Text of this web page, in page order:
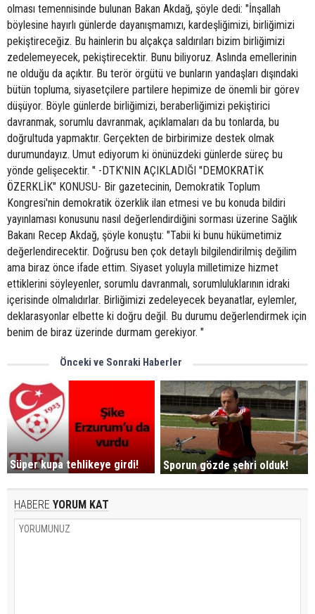
olması temennisinde bulunan Bakan Akdağ, şöyle dedi: "İnşallah
böylesine hayırlı günlerde dayanışmamızı, kardeşliğimizi, birliğimizi
pekiştireceğiz. Bu hainlerin bu alçakça saldırıları bizim birliğimizi
zedelemeyecek, pekiştirecektir. Bunu biliyoruz. Aslında emellerinin
ne olduğu da açıktır. Bu terör örgütü ve bunların yandaşları dışındaki
bütün topluma, siyasetçilere partilere hepimize de önemli bir görev
düşüyor. Böyle günlerde birliğimizi, beraberliğimizi pekiştirici
davranmak, sorumlu davranmak, açıklamaları da bu tonlarda, bu
doğrultuda yapmaktır. Gerçekten de birbirimize destek olmak
durumundayız. Umut ediyorum ki önünüzdeki günlerde süreç bu
yönde gelişecektir. " -DTK'NIN AÇIKLADIĞI "DEMOKRATİK
ÖZERKLİK" KONUSU- Bir gazetecinin, Demokratik Toplum
Kongresi'nin demokratik özerklik ilan etmesi ve bu konuda bildiri
yayınlaması konusunu nasıl değerlendirdiğini sorması üzerine Sağlık
Bakanı Recep Akdağ, şöyle konuştu: "Tabii ki bunu hükümetimiz
değerlendirecektir. Doğrusu ben çok detaylı bilgilendirilmiş değilim
ama biraz önce ifade ettim. Siyaset yoluyla milletimize hizmet
ettiklerini söyleyenler, sorumlu davranmalı, sorumluluklarının idraki
içerisinde olmalıdırlar. Birliğimizi zedeleyecek beyanatlar, eylemler,
deklarasyonlar elbette ki doğru değil. Bu durumu değerlendirmek için
benim de biraz üzerinde durmam gerekiyor. "
Önceki ve Sonraki Haberler
Süper kupa tehlikeye girdi! Sporun gözde şehri olduk!
HABERE YORUM KAT